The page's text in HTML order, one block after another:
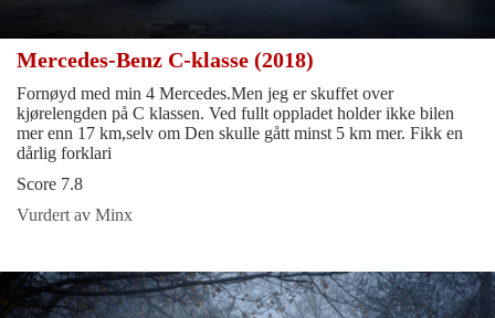
Mercedes-Benz C-klasse (2018)
Fornøyd med min 4 Mercedes.Men jeg er skuffet over
kjørelengden på C klassen. Ved fullt oppladet holder ikke bilen
mer enn 17 km,selv om Den skulle gått minst 5 km mer. Fikk en
dårlig forklari
Score 7.8
Vurdert av Minx